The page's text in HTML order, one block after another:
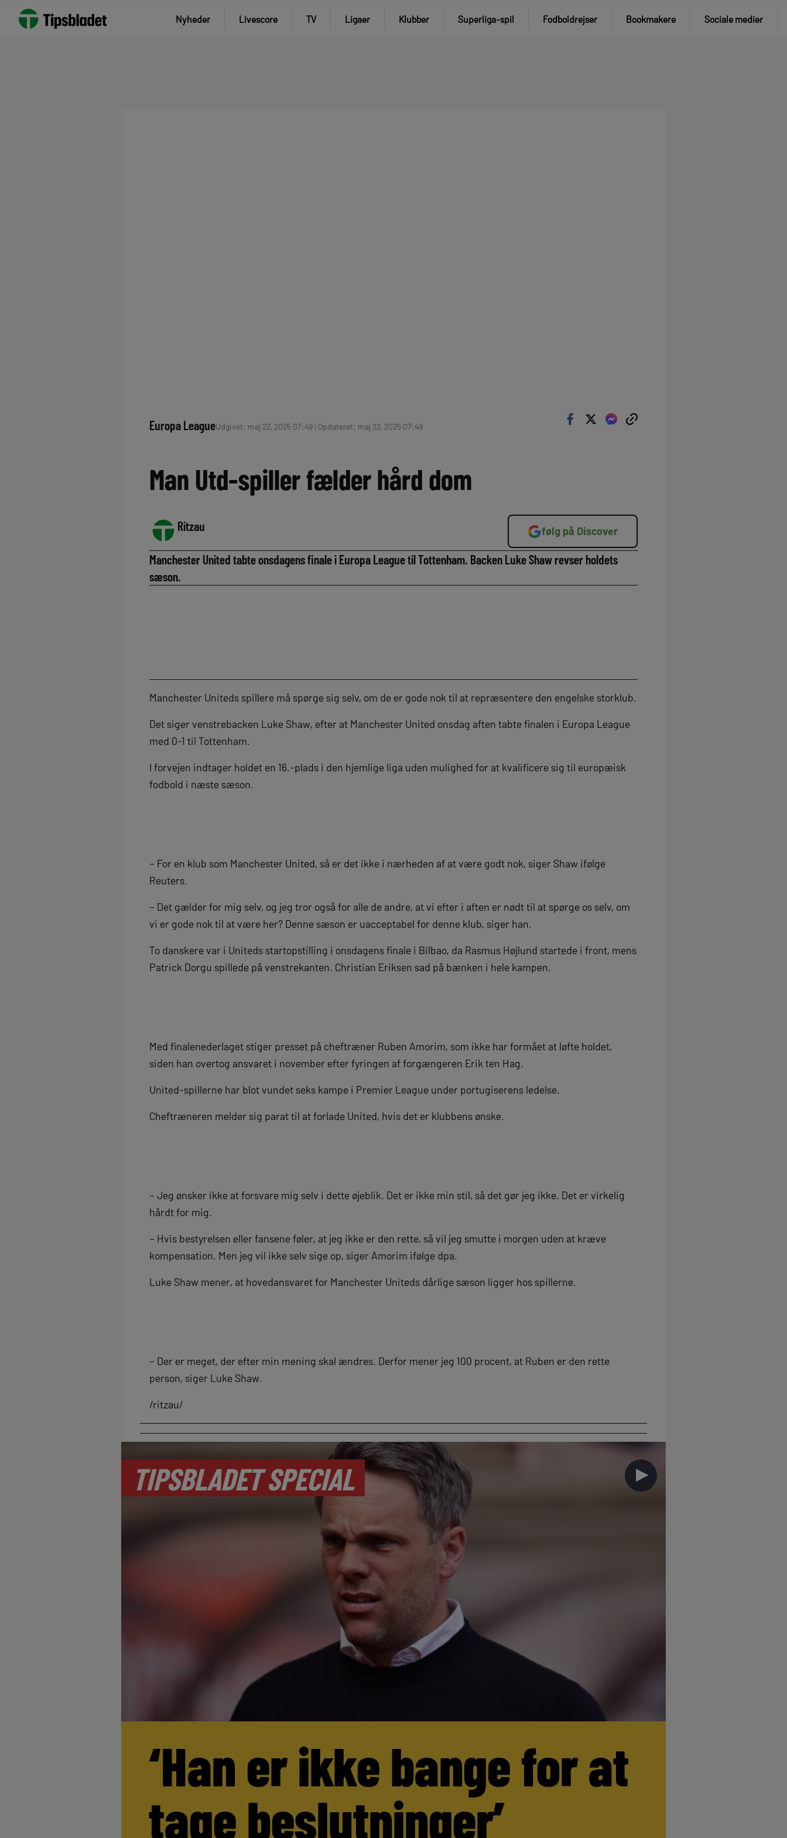
Nyheder Livescore TV Ligaer Klubber Superliga-spil Fodboldrejser Bookmakere Sociale medier
Europa LeagueUdgivet: maj 22, 2025 07:49 | Opdateret: maj 22, 2025 07:49
Man Utd-spiller fælder hård dom
Ritzau følg på Discover
Manchester United tabte onsdagens finale i Europa League til Tottenham. Backen Luke Shaw revser holdets
sæson.
Manchester Uniteds spillere må spørge sig selv, om de er gode nok til at repræsentere den engelske storklub.
Det siger venstrebacken Luke Shaw, efter at Manchester United onsdag aften tabte finalen i Europa League
med 0-1 til Tottenham.
I forvejen indtager holdet en 16.-plads i den hjemlige liga uden mulighed for at kvalificere sig til europæisk
fodbold i næste sæson.
– For en klub som Manchester United, så er det ikke i nærheden af at være godt nok, siger Shaw ifølge
Reuters.
– Det gælder for mig selv, og jeg tror også for alle de andre, at vi efter i aften er nødt til at spørge os selv, om
vi er gode nok til at være her? Denne sæson er uacceptabel for denne klub, siger han.
To danskere var i Uniteds startopstilling i onsdagens finale i Bilbao, da Rasmus Højlund startede i front, mens
Patrick Dorgu spillede på venstrekanten. Christian Eriksen sad på bænken i hele kampen.
Med finalenederlaget stiger presset på cheftræner Ruben Amorim, som ikke har formået at løfte holdet,
siden han overtog ansvaret i november efter fyringen af forgængeren Erik ten Hag.
United-spillerne har blot vundet seks kampe i Premier League under portugiserens ledelse.
Cheftræneren melder sig parat til at forlade United, hvis det er klubbens ønske.
– Jeg ønsker ikke at forsvare mig selv i dette øjeblik. Det er ikke min stil, så det gør jeg ikke. Det er virkelig
hårdt for mig.
– Hvis bestyrelsen eller fansene føler, at jeg ikke er den rette, så vil jeg smutte i morgen uden at kræve
kompensation. Men jeg vil ikke selv sige op, siger Amorim ifølge dpa.
Luke Shaw mener, at hovedansvaret for Manchester Uniteds dårlige sæson ligger hos spillerne.
– Der er meget, der efter min mening skal ændres. Derfor mener jeg 100 procent, at Ruben er den rette
person, siger Luke Shaw.
/ritzau/
TIPSBLADET SPECIAL ►
‘Han er ikke bange for at
tage beslutninger’